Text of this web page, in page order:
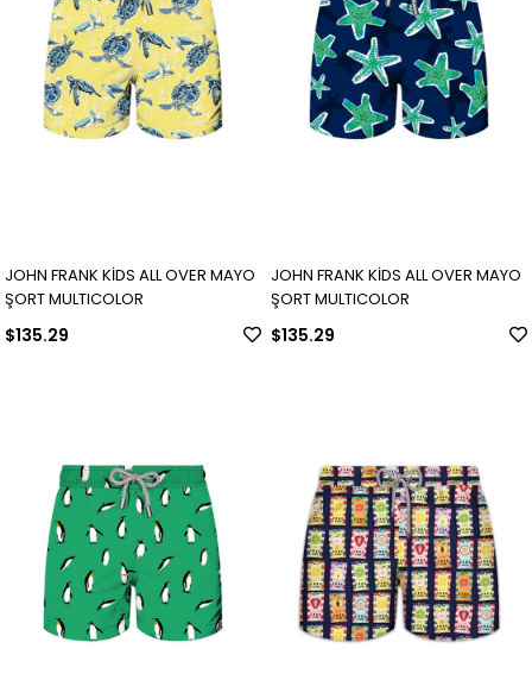
JOHN FRANK KİDS ALL OVER MAYO
ŞORT MULTICOLOR
$135.29
JOHN FRANK KİDS ALL OVER MAYO
ŞORT MULTICOLOR
$135.29